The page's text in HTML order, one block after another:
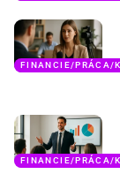
FINANCIE/PRÁCA/
FINANCIE/PRÁCA/